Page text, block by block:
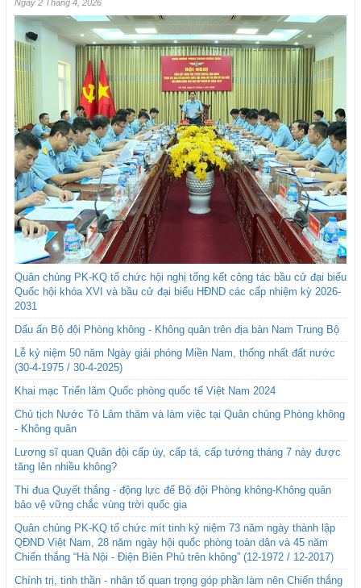
Ngày 2 Tháng 4, 2026
Quân chủng PK-KQ tổ chức hội nghị tổng kết công tác bầu cử đại biểu
Quốc hội khóa XVI và bầu cử đại biểu HĐND các cấp nhiệm kỳ 2026-
2031
Dấu ấn Bộ đội Phòng không - Không quân trên địa bàn Nam Trung Bộ
Lễ kỷ niệm 50 năm Ngày giải phóng Miền Nam, thống nhất đất nước
(30-4-1975 / 30-4-2025)
Khai mạc Triển lãm Quốc phòng quốc tế Việt Nam 2024
Chủ tịch Nước Tô Lâm thăm và làm việc tại Quân chủng Phòng không
- Không quân
Lương sĩ quan Quân đội cấp úy, cấp tá, cấp tướng tháng 7 này được
tăng lên nhiều không?
Thi đua Quyết thắng - động lực để Bộ đội Phòng không-Không quân
bảo vệ vững chắc vùng trời quốc gia
Quân chủng PK-KQ tổ chức mít tinh kỷ niệm 73 năm ngày thành lập
QĐND Việt Nam, 28 năm ngày hội quốc phòng toàn dân và 45 năm
Chiến thắng “Hà Nội - Điện Biên Phủ trên không” (12-1972 / 12-2017)
Chính trị, tinh thần - nhân tố quan trọng góp phần làm nên Chiến thắng